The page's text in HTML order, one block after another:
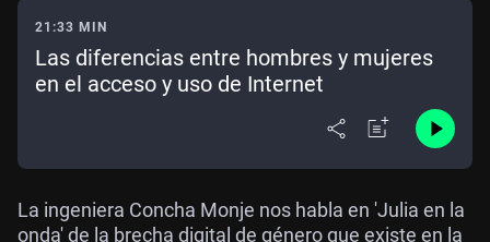
21:33 MIN
Las diferencias entre hombres y mujeres
en el acceso y uso de Internet
La ingeniera Concha Monje nos habla en 'Julia en la
onda' de la brecha digital de género que existe en la